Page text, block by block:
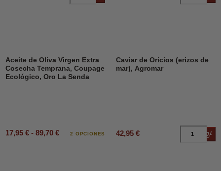
Aceite de Oliva Virgen Extra
Cosecha Temprana, Coupage
Ecológico, Oro La Senda
17,95 € - 89,70 € 2 OPCIONES
Caviar de Oricios (erizos de
mar), Agromar
42,95 €